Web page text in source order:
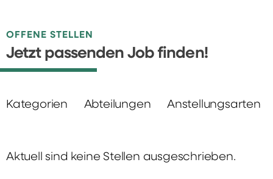
OFFENE STELLEN
Jetzt passenden Job finden!
Kategorien Abteilungen Anstellungsarten
Aktuell sind keine Stellen ausgeschrieben.